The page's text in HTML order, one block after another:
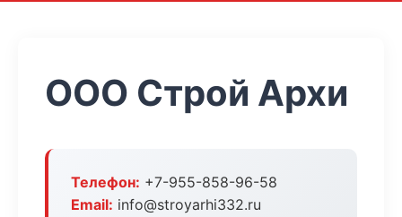
ООО Строй Архи
Телефон: +7-955-858-96-58
Email: info@stroyarhi332.ru